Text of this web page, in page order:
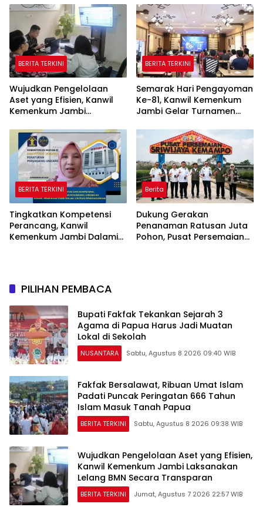
BERITA TERKINI
Wujudkan Pengelolaan
Aset yang Efisien, Kanwil
Kemenkum Jambi
Secara Transparan
BERITA TERKINI
Semarak Hari Pengayoman
Ke-81, Kanwil Kemenkum
Jambi Gelar Turnamen
BERITA TERKINI
Tingkatkan Kompetensi
Perancang, Kanwil
Kemenkum Jambi Dalami
Berita
Dukung Gerakan
Penanaman Ratusan Juta
Pohon, Pusat Persemaian
PILIHAN PEMBACA
Bupati Fakfak Tekankan Sejarah 3
Agama di Papua Harus Jadi Muatan
Lokal di Sekolah
NUSANTARA Sabtu, Agustus 8 2026 09:40 WIB
Fakfak Bersalawat, Ribuan Umat Islam
Padati Puncak Peringatan 666 Tahun
Islam Masuk Tanah Papua
BERITA TERKINI Sabtu, Agustus 8 2026 09:38 WIB
Wujudkan Pengelolaan Aset yang Efisien,
Kanwil Kemenkum Jambi Laksanakan
Lelang BMN Secara Transparan
BERITA TERKINI Jumat, Agustus 7 2026 22:57 WIB